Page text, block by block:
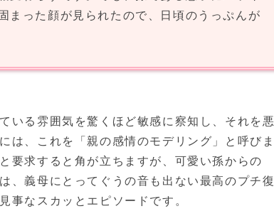
まった顔が見られたので、日頃のうっぷんが
いる雰囲気を驚くほど敏感に察知し、それを悪
は、これを「親の感情のモデリング」と呼びま
要求すると角が立ちますが、可愛い孫からの
、義母にとってぐうの音も出ない最高のプチ復
事なスカッとエピソードです。